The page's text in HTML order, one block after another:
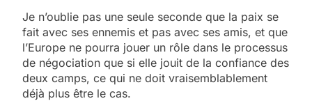
Je n’oublie pas une seule seconde que la paix se
fait avec ses ennemis et pas avec ses amis, et que
l’Europe ne pourra jouer un rôle dans le processus
de négociation que si elle jouit de la confiance des
deux camps, ce qui ne doit vraisemblablement
déjà plus être le cas.